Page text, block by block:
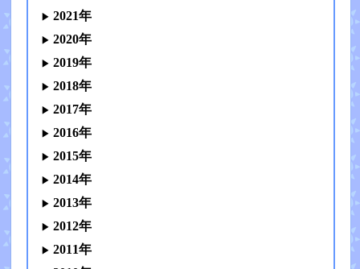
2021年
2020年
2019年
2018年
2017年
2016年
2015年
2014年
2013年
2012年
2011年